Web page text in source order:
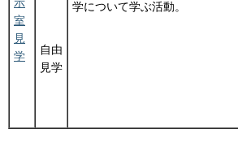
室
見
学
学について学ぶ活動。
自由
見学